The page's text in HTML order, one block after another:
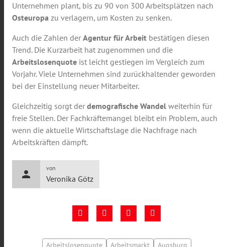
Unternehmen plant, bis zu 90 von 300 Arbeitsplätzen nach
Osteuropa zu verlagern, um Kosten zu senken.
Auch die Zahlen der Agentur für Arbeit bestätigen diesen
Trend. Die Kurzarbeit hat zugenommen und die
Arbeitslosenquote ist leicht gestiegen im Vergleich zum
Vorjahr. Viele Unternehmen sind zurückhaltender geworden
bei der Einstellung neuer Mitarbeiter.
Gleichzeitig sorgt der demografische Wandel weiterhin für
freie Stellen. Der Fachkräftemangel bleibt ein Problem, auch
wenn die aktuelle Wirtschaftslage die Nachfrage nach
Arbeitskräften dämpft.
person
von
Veronika Götz
Arbeitslosenquote Arbeitsmarkt
Augsburg